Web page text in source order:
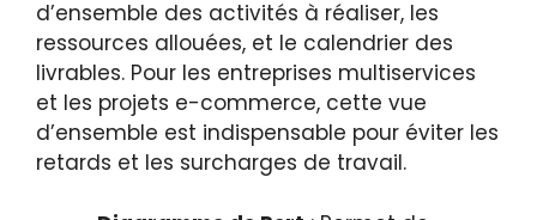
d’ensemble des activités à réaliser, les
ressources allouées, et le calendrier des
livrables. Pour les entreprises multiservices
et les projets e-commerce, cette vue
d’ensemble est indispensable pour éviter les
retards et les surcharges de travail.